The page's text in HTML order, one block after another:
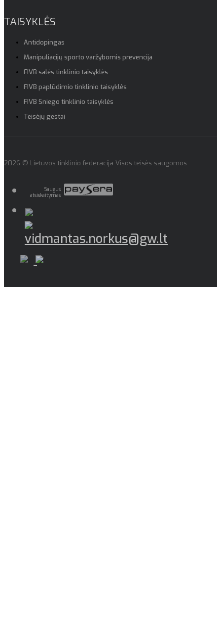
TAISYKLĖS
Antidopingas
Manipuliacijų sporto varžybomis prevencija
FIVB salės tinklinio taisyklės
FIVB paplūdimio tinklinio taisyklės
FIVB Sniego tinklinio taisyklės
Teisėjų gestai
2026 © Lietuvos tinklinio federacija Visos teisės saugomos
Saugus
atsiskaitymas